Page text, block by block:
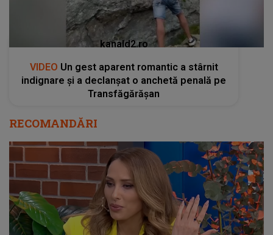
kanald2.ro
VIDEO Un gest aparent romantic a stârnit
indignare și a declanșat o anchetă penală pe
Transfăgărășan
RECOMANDĂRI